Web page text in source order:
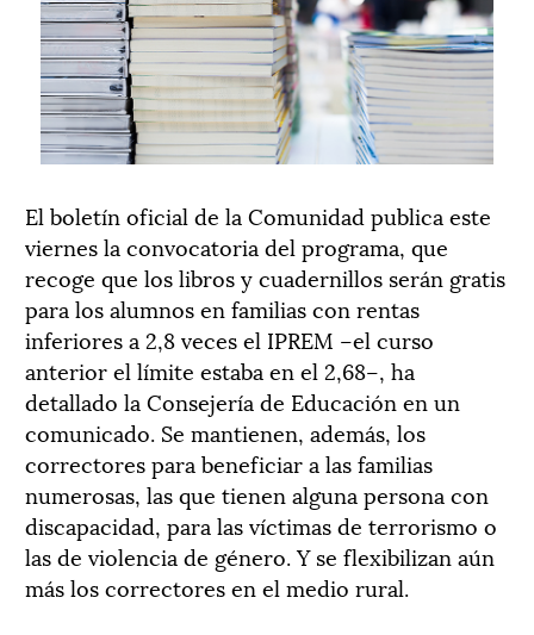
El boletín oficial de la Comunidad publica este
viernes la convocatoria del programa, que
recoge que los libros y cuadernillos serán gratis
para los alumnos en familias con rentas
inferiores a 2,8 veces el IPREM –el curso
anterior el límite estaba en el 2,68–, ha
detallado la Consejería de Educación en un
comunicado. Se mantienen, además, los
correctores para beneficiar a las familias
numerosas, las que tienen alguna persona con
discapacidad, para las víctimas de terrorismo o
las de violencia de género. Y se flexibilizan aún
más los correctores en el medio rural.